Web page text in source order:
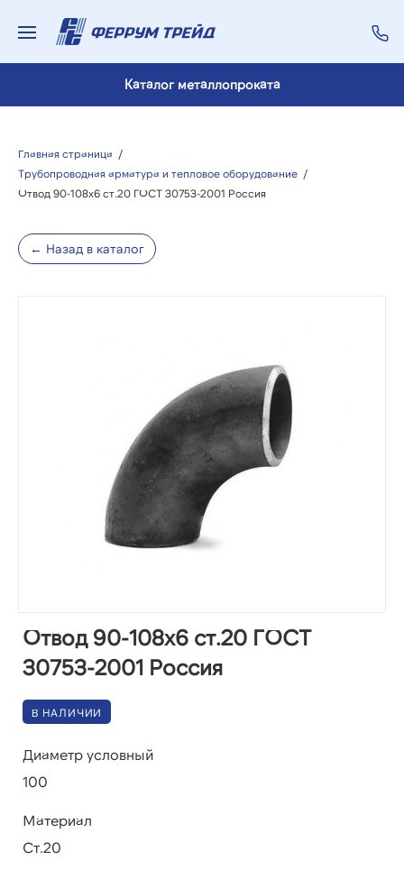
Каталог металлопроката
Главная страница /
Трубопроводная арматура и тепловое оборудование /
Отвод 90-108х6 ст.20 ГОСТ 30753-2001 Россия
← Назад в каталог
Отвод 90-108х6 ст.20 ГОСТ
30753-2001 Россия
В НАЛИЧИИ
Диаметр условный
100
Материал
Ст.20